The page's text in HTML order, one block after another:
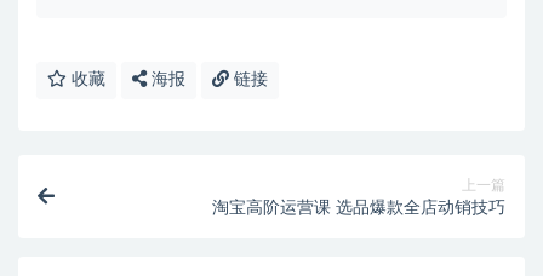
收藏 海报 链接
上一篇
淘宝高阶运营课 选品爆款全店动销技巧